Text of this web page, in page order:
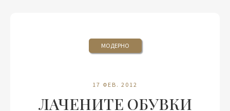
МОДЕРНО
17 ФЕВ. 2012
ЛАЧЕНИТЕ ОБУВКИ